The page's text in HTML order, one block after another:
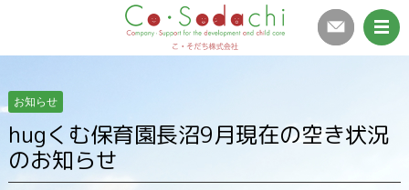
お知らせ
hugくむ保育園長沼9月現在の空き状況
のお知らせ